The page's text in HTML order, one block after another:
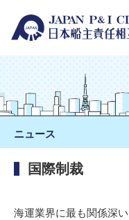
ニュース
国際制裁
海運業界に最も関係深